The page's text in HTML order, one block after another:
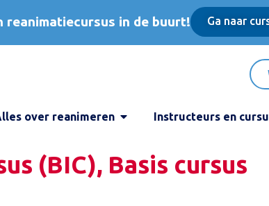
reanimatiecursus in de buurt! Ga naar
over reanimeren Instructeurs en
(BIC), Basis cursus